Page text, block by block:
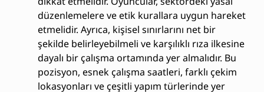
düzenlemelere ve etik kurallara uygun hareket
etmelidir. Ayrıca, kişisel sınırlarını net bir
şekilde belirleyebilmeli ve karşılıklı rıza ilkesine
dayalı bir çalışma ortamında yer almalıdır. Bu
pozisyon, esnek çalışma saatleri, farklı çekim
lokasyonları ve çeşitli yapım türlerinde yer